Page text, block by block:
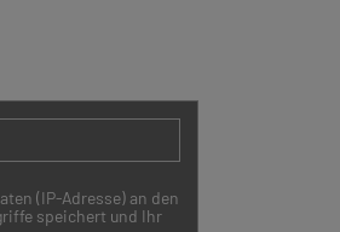
(IP-Adresse) an den
speichert und Ihr